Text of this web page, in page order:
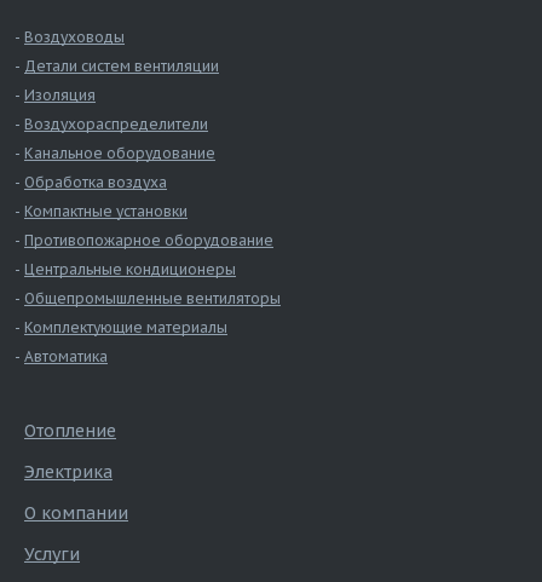
Воздуховоды
Детали систем вентиляции
Изоляция
Воздухораспределители
Канальное оборудование
Обработка воздуха
Компактные установки
Противопожарное оборудование
Центральные кондиционеры
Общепромышленные вентиляторы
Комплектующие материалы
Автоматика
Отопление
Электрика
О компании
Услуги